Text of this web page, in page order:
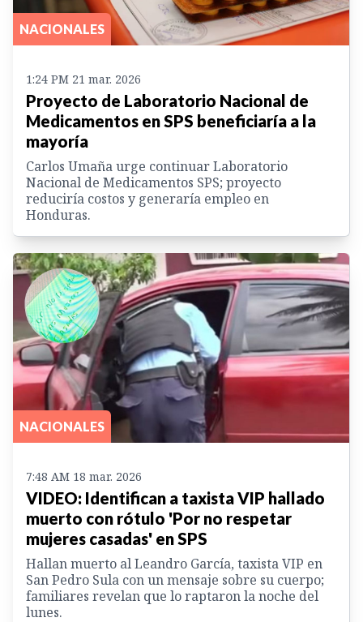
NACIONALES
1:24 PM 21 mar. 2026
Proyecto de Laboratorio Nacional de
Medicamentos en SPS beneficiaría a la
mayoría
Carlos Umaña urge continuar Laboratorio
Nacional de Medicamentos SPS; proyecto
reduciría costos y generaría empleo en
Honduras.
NACIONALES
7:48 AM 18 mar. 2026
VIDEO: Identifican a taxista VIP hallado
muerto con rótulo 'Por no respetar
mujeres casadas' en SPS
Hallan muerto al Leandro García, taxista VIP en
San Pedro Sula con un mensaje sobre su cuerpo;
familiares revelan que lo raptaron la noche del
lunes.